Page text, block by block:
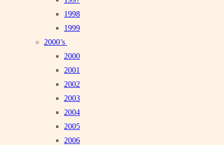
1998
1999
2000’s
2000
2001
2002
2003
2004
2005
2006